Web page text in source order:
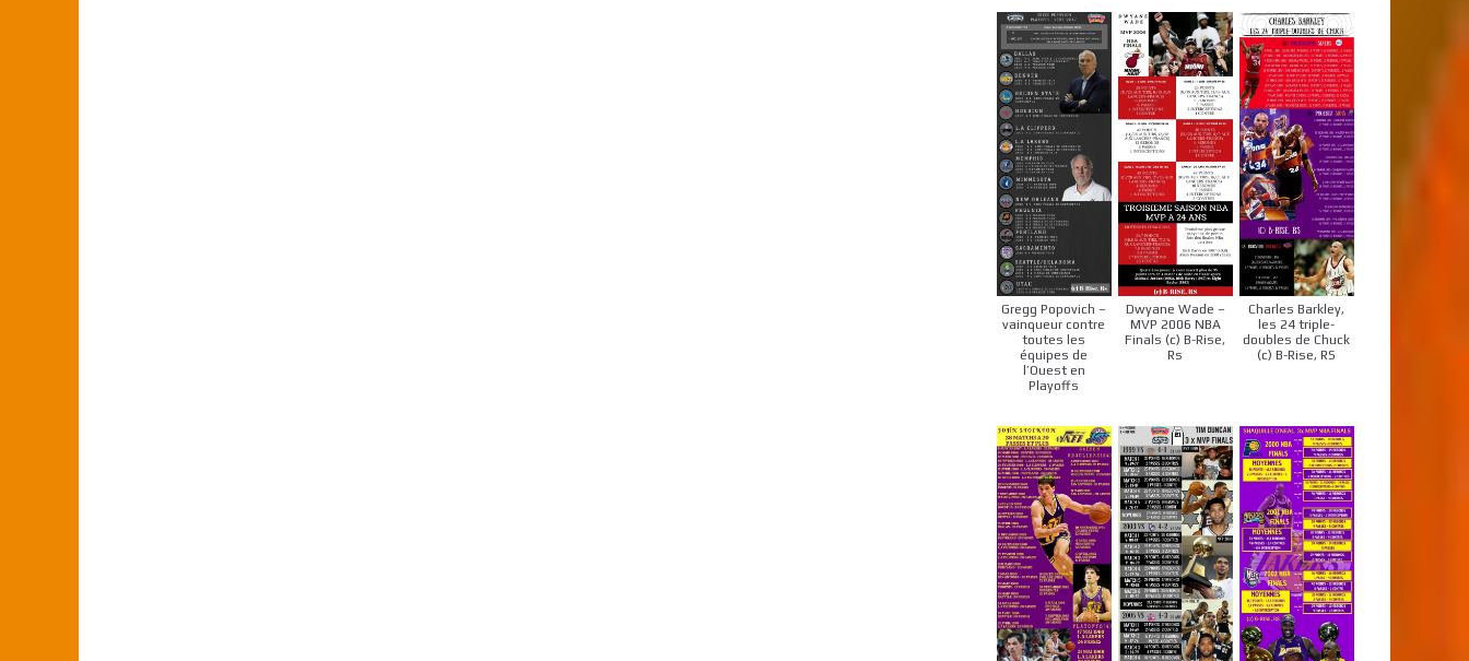
Gregg Popovich –
vainqueur contre
toutes les
équipes de
l’Ouest en
Playoffs
Dwyane Wade –
MVP 2006 NBA
Finals (c) B-Rise,
Rs
Charles Barkley,
les 24 triple-
doubles de Chuck
(c) B-Rise, RS